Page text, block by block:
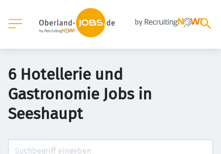
6 Hotellerie und
Gastronomie Jobs in
Seeshaupt